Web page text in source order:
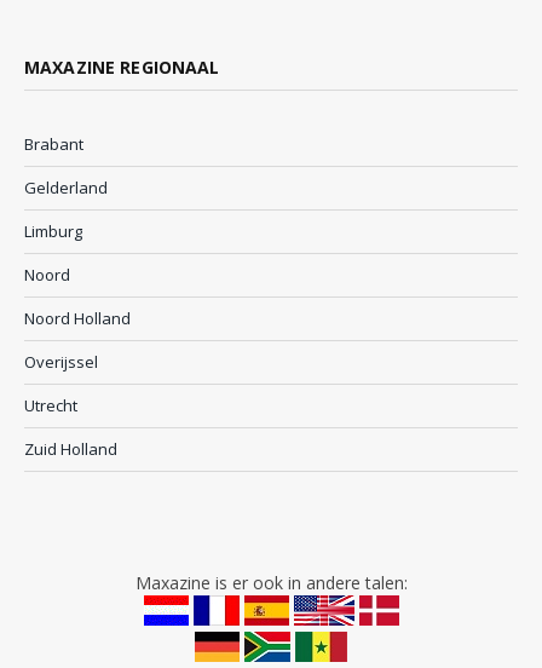
MAXAZINE REGIONAAL
Brabant
Gelderland
Limburg
Noord
Noord Holland
Overijssel
Utrecht
Zuid Holland
Maxazine is er ook in andere talen: